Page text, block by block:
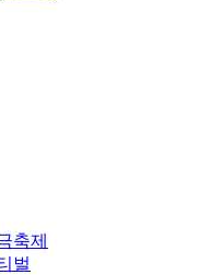
축제
벌